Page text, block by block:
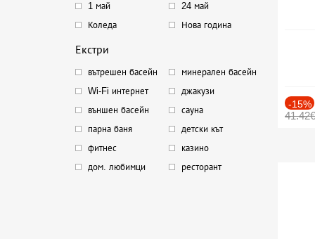
1 май
24 май
Коледа
Нова година
Екстри
вътрешен басейн
минерален басейн
Wi-Fi интернет
джакузи
външен басейн
сауна
парна баня
детски кът
фитнес
казино
дом. любимци
ресторант
-15%
41.42€